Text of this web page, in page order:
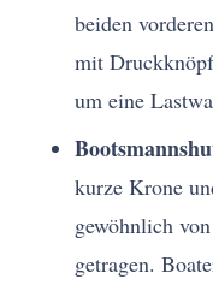
beiden
mit
um eine
kurze Krone
gewöhnlich
getragen.